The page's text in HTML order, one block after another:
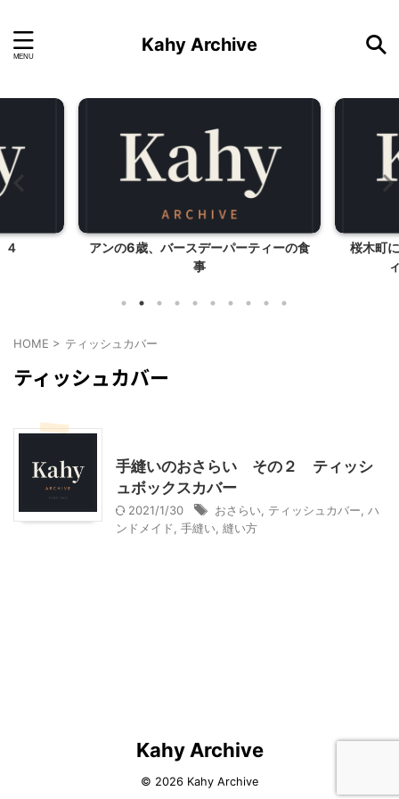
Kahy Archive
４
アンの6歳、バースデーパーティーの食
事
桜木町
HOME > ティッシュカバー
ティッシュカバー
手縫いのおさらい その２ ティッシ
ュボックスカバー
2021/1/30 おさらい ティッシュカバー ハ
ンドメイド
手縫い 縫い方
Kahy Archive
© 2026 Kahy Archive